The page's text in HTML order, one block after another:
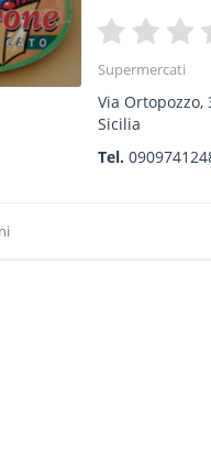
Supermercati
Via Ortopozzo,
Sicilia
Tel.